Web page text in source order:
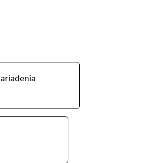
your browser to complete this form.